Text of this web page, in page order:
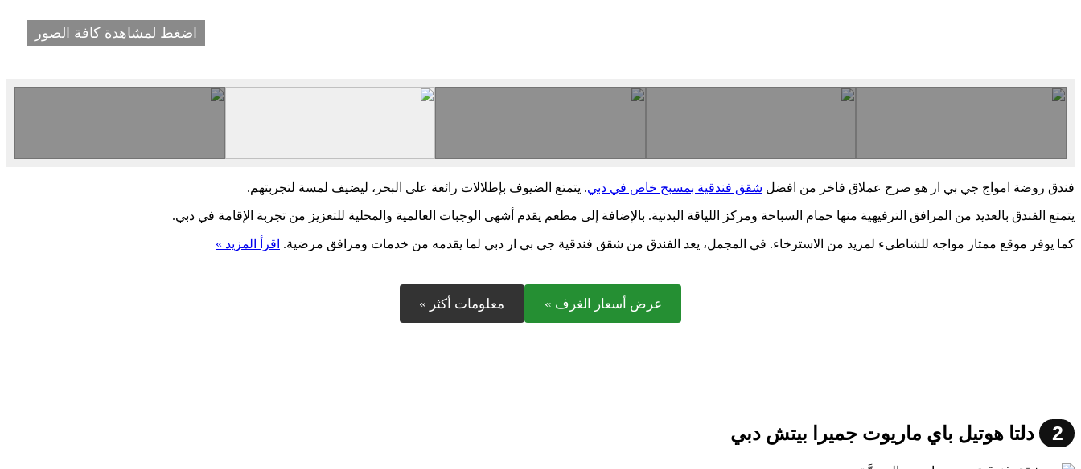
اضغط لمشاهدة كافة الصور
فندق روضة امواج جي بي ار هو صرح عملاق فاخر من افضل شقق فندقية بمسبح خاص في دبي. يتمتع الضيوف بإطلالات رائعة على البحر، ليضيف لمسة لتجربتهم.
يتمتع الفندق بالعديد من المرافق الترفيهية منها حمام السباحة ومركز اللياقة البدنية. بالإضافة إلى مطعم يقدم أشهى الوجبات العالمية والمحلية للتعزيز من تجربة الإقامة في دبي.
كما يوفر موقع ممتاز مواجه للشاطيء لمزيد من الاسترخاء. في المجمل، يعد الفندق من شقق فندقية جي بي ار دبي لما يقدمه من خدمات ومرافق مرضية. اقرأ المزيد »
عرض أسعار الغرف » معلومات أكثر »
2 دلتا هوتيل باي ماريوت جميرا بيتش دبي